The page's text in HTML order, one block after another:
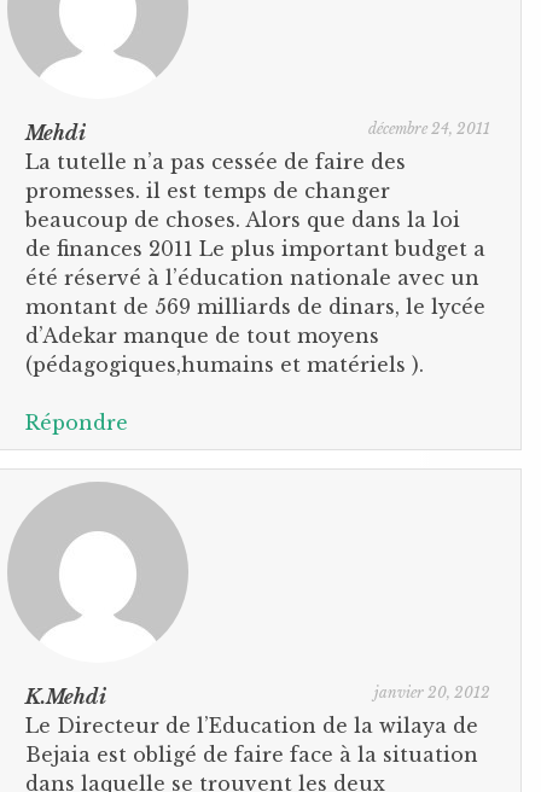
Mehdi décembre 24, 2011
La tutelle n’a pas cessée de faire des
promesses. il est temps de changer
beaucoup de choses. Alors que dans la loi
de finances 2011 Le plus important budget a
été réservé à l’éducation nationale avec un
montant de 569 milliards de dinars, le lycée
d’Adekar manque de tout moyens
(pédagogiques,humains et matériels ).
Répondre
K.Mehdi janvier 20, 2012
Le Directeur de l’Education de la wilaya de
Bejaia est obligé de faire face à la situation
dans laquelle se trouvent les deux